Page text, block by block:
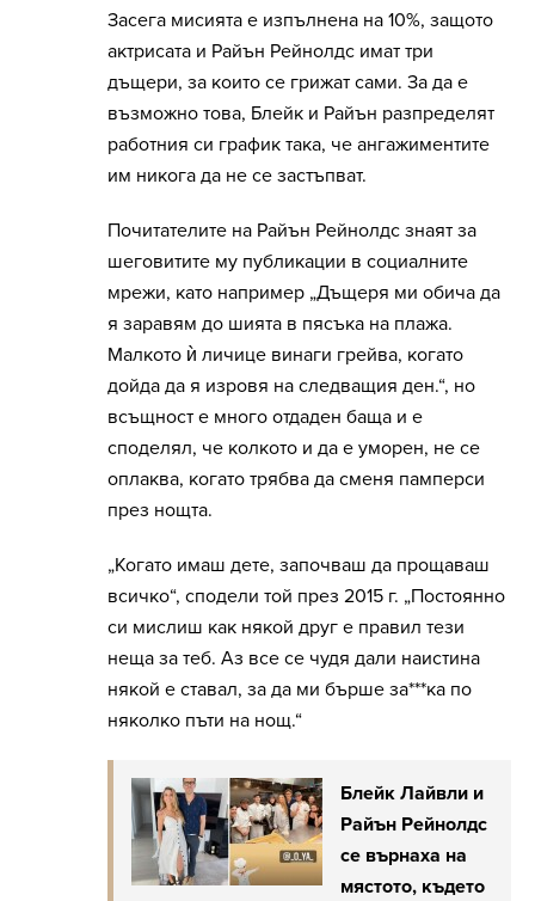
Засега мисията е изпълнена на 10%, защото
актрисата и Райън Рейнолдс имат три
дъщери, за които се грижат сами. За да е
възможно това, Блейк и Райън разпределят
работния си график така, че ангажиментите
им никога да не се застъпват.
Почитателите на Райън Рейнолдс знаят за
шеговитите му публикации в социалните
мрежи, като например „Дъщеря ми обича да
я заравям до шията в пясъка на плажа.
Малкото ѝ личице винаги грейва, когато
дойда да я изровя на следващия ден.“, но
всъщност е много отдаден баща и е
споделял, че колкото и да е уморен, не се
оплаква, когато трябва да сменя памперси
през нощта.
„Когато имаш дете, започваш да прощаваш
всичко“, сподели той през 2015 г. „Постоянно
си мислиш как някой друг е правил тези
неща за теб. Аз все се чудя дали наистина
някой е ставал, за да ми бърше за***ка по
няколко пъти на нощ.“
Блейк Лайвли и
Райън Рейнолдс
се върнаха на
мястото, където